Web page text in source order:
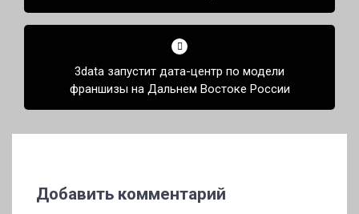
3data запустит дата-центр по модели
франшизы на Дальнем Востоке России
Добавить комментарий